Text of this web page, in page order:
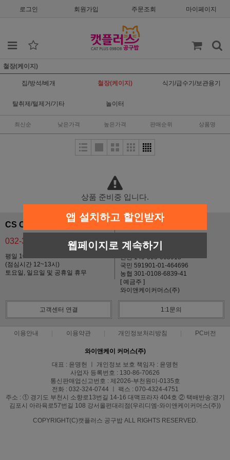
로그인 회원가입 주문조회 마이페이지
철장(케이지)
집/방석/베개 철장(케이지) 식기/급수기/보관용기
탈취제/털제거/기타 놀이터
최신순 낮은가격 높은가격 판매순위 상품명
상품 준비중 입니다.
CS CENTER
032-324-0744
평일 10:00~17:00
(점심시간 12~13시)
토요일, 일요일 및 공휴일 휴무
입금안내
기업 137-09499804-026
신한 140-009-665918
국민 591901-01-464696
농협 301-0108-6839-41
[ 예금주 ]
와이앤케이커머스(주)
고객센터 연결 1:1문의
이용안내 이용약관 개인정보처리방침 PC버전
와이앤케이 커머스(주)
대표 : 윤명헌 ㅣ 개인정보 보호 책임자 : 윤명헌
사업자 등록번호 : 130-86-70626
통신판매업신고번호 : 제2026-부천원미-0135호
전화 : 032-324-0744 ㅣ 팩스 : 070-4324-4751
주소 : ① 경기도 부천시 소향로13번길 14-16 대맥프라자 404호 ② 택배반송:경기
김포시 아라육로57번길 108 강서올펀대리점(우리디엠-와이앤케이커머스(주))
COPYRIGHT(C)캣플러스 공구밥 ALL RIGHTS RESERVED.
앱 설치하고 할인받자
웹페이지로 계속하기